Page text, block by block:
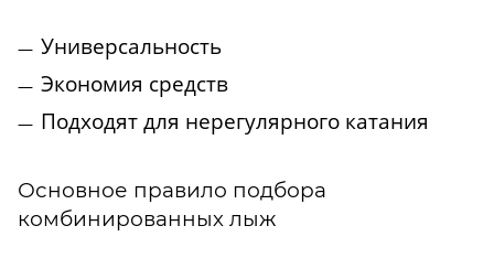
Универсальность
Экономия средств
Подходят для нерегулярного катания
Основное правило подбора
комбинированных лыж